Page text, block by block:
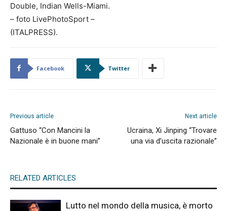
Double, Indian Wells-Miami.
– foto LivePhotoSport –
(ITALPRESS).
Facebook Twitter
Previous article
Gattuso “Con Mancini la
Nazionale è in buone mani”
Next article
Ucraina, Xi Jinping “Trovare
una via d’uscita razionale”
RELATED ARTICLES
Lutto nel mondo della musica, è morto